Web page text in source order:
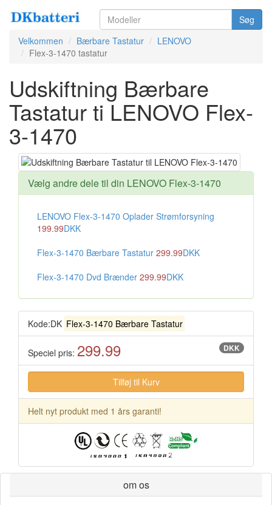
Søg
Velkommen
Bærbare Tastatur
LENOVO
Flex-3-1470 tastatur
Udskiftning Bærbare
Tastatur ti LENOVO Flex-
3-1470
Vælg andre dele til din LENOVO Flex-3-1470
LENOVO Flex-3-1470 Oplader Strømforsyning
199.99DKK
Flex-3-1470 Bærbare Tastatur 299.99DKK
Flex-3-1470 Dvd Brænder 299.99DKK
Kode:DK Flex-3-1470 Bærbare Tastatur
Speciel pris: 299.99 DKK
Helt nyt produkt med 1 års garanti!
om os